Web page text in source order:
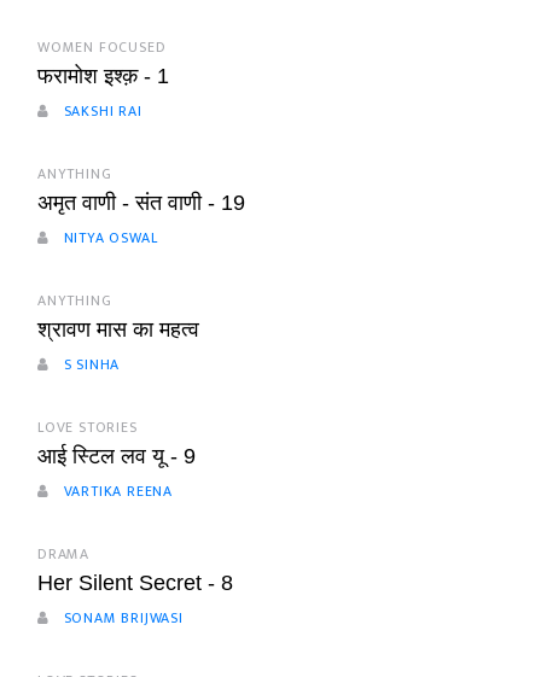
WOMEN FOCUSED
फरामोश इश्क़ - 1
SAKSHI RAI
ANYTHING
अमृत वाणी - संत वाणी - 19
NITYA OSWAL
ANYTHING
श्रावण मास का महत्व
S SINHA
LOVE STORIES
आई स्टिल लव यू - 9
VARTIKA REENA
DRAMA
Her Silent Secret - 8
SONAM BRIJWASI